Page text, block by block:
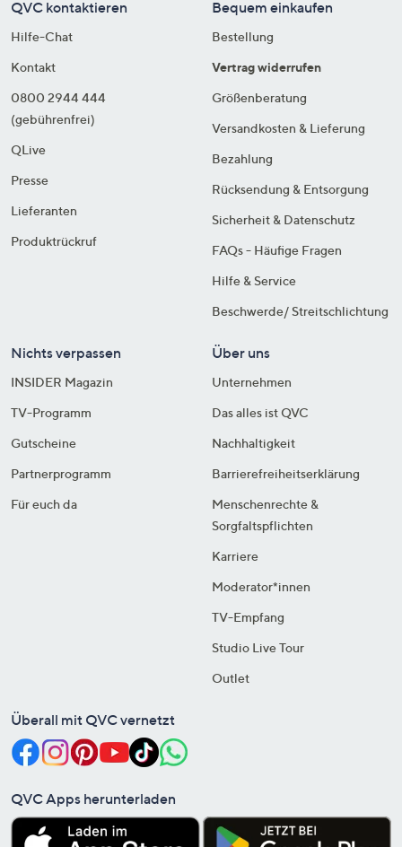
QVC kontaktieren
Hilfe-Chat
Kontakt
0800 2944 444
(gebührenfrei)
QLive
Presse
Lieferanten
Produktrückruf
Bequem einkaufen
Bestellung
Vertrag widerrufen
Größenberatung
Versandkosten & Lieferung
Bezahlung
Rücksendung & Entsorgung
Sicherheit & Datenschutz
FAQs - Häufige Fragen
Hilfe & Service
Beschwerde/ Streitschlichtung
Nichts verpassen
INSIDER Magazin
TV-Programm
Gutscheine
Partnerprogramm
Für euch da
Über uns
Unternehmen
Das alles ist QVC
Nachhaltigkeit
Barrierefreiheitserklärung
Menschenrechte &
Sorgfaltspflichten
Karriere
Moderator*innen
TV-Empfang
Studio Live Tour
Outlet
Überall mit QVC vernetzt
QVC Apps herunterladen